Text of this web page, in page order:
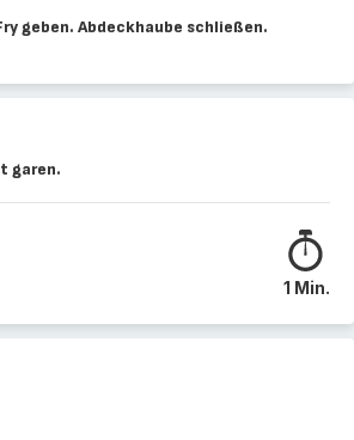
geben. Abdeckhaube schließen.
garen.
1 Min.